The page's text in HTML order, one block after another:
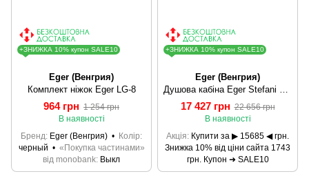
+ЗНИЖКА 10% купон SALE10
Eger (Венгрия)
Комплект ніжок Eger LG-8
964 грн 1 254 грн
В наявності
Бренд Eger (Венгрия)
Колір
черный
«Покупка частинами»
від monobank Выкл
+ЗНИЖКА 10% купон SALE10
Eger (Венгрия)
17 427 грн 22 656 грн
В наявності
Акція
Купити за ▶ 15685 ◀ грн.
Знижка 10% від ціни сайта 1743
грн. Купон ➜ SALE10